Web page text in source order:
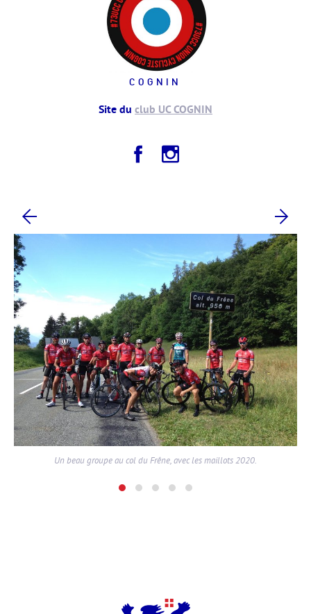
COGNIN
Site du club UC COGNIN
Un beau groupe au col du Frêne, avec les maillots 2020.